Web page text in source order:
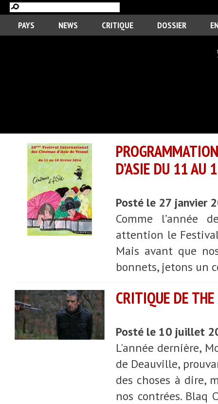
PAYS NEWS CRITIQUE DOSSIER
D’ASIE DU 11 AU
Posté le 27 janvier
Comme l’année
attention le Festival
Mais avant que
bonnets, jetons un
CRITIQUE DE
Posté le 10 juillet
L'année dernière,
de Deauville,
des choses à dire,
nos contrées. Blaq